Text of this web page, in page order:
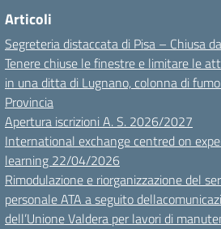
Articoli
Segreteria distaccata di Pisa – Chiusa
Tenere chiuse le finestre e limitare le
in una ditta di Lugnano, colonna di
Provincia
Apertura iscrizioni A. S. 2026/2027
International exchange centred on
learning 22/04/2026
Rimodulazione e riorganizzazione del
personale ATA a seguito
dell’Unione Valdera per lavori di